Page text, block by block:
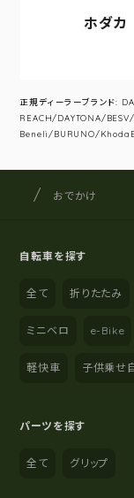
ホダカ
正規ディーラーブラン
REACH/DAYTONA/
Beneli/BURUNO/
サイト内の
サイクルショップナカゴヤ
おでかけ
自転車を探す
全て 折りたたみ
ミニベロ e-Bike
軽快車 子供乗せ
パーツを探す
全て グリップ